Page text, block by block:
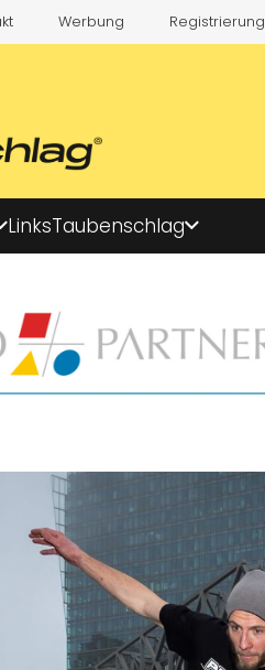
Werbung Registrierung
LinksTaubenschlag